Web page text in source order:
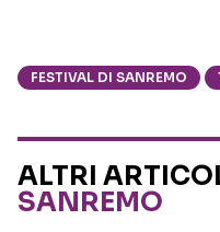
FESTIVAL DI SANREMO
ALTRI
SANREMO